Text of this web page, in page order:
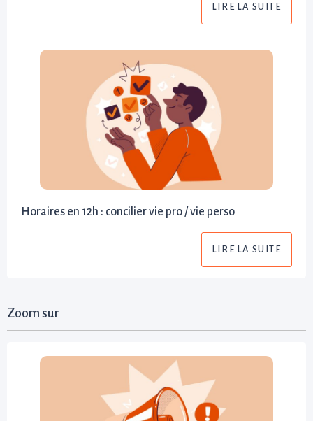
LIRE LA SUITE
Horaires en 12h : concilier vie pro / vie perso
LIRE LA SUITE
Zoom sur